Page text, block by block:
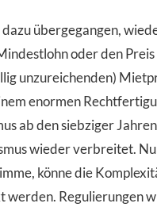
übergegangen,
oder den
unzureichenden)
enormen
ab den siebziger
wieder verbreitet.
könne die
Regulierungen